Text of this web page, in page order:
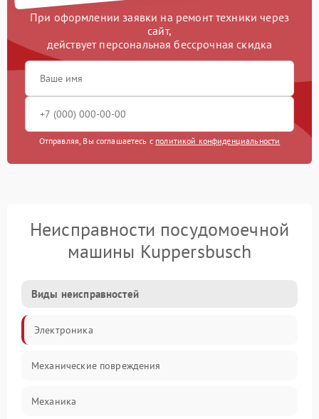
При оформлении заявки на ремонт техники через
сайт,
действует персональная бессрочная скидка
Отправляя, Вы соглашаетесь с политикой конфиденциальности
Неисправности посудомоечной
машины Kuppersbusch
Виды неисправностей
Электроника
Механические повреждения
Механика